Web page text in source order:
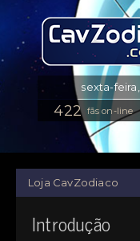
fãs on-line
Loja CavZodiaco
Introdução